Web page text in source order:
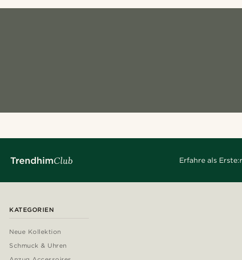
Erfahre als
KATEGORIEN
Neue Kollektion
Schmuck & Uhren